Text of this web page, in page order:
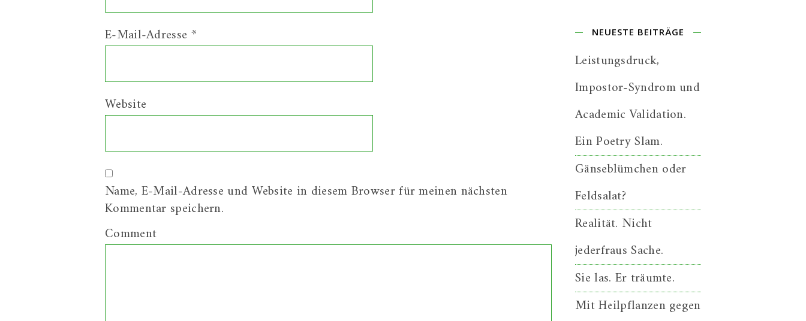
E-Mail-Adresse *
Website
Name, E-Mail-Adresse und Website in diesem Browser für meinen nächsten
Kommentar speichern.
Comment
NEUESTE BEITRÄGE
Leistungsdruck,
Impostor-Syndrom und
Academic Validation.
Ein Poetry Slam.
Gänseblümchen oder
Feldsalat?
Realität. Nicht
jederfraus Sache.
Sie las. Er träumte.
Mit Heilpflanzen gegen